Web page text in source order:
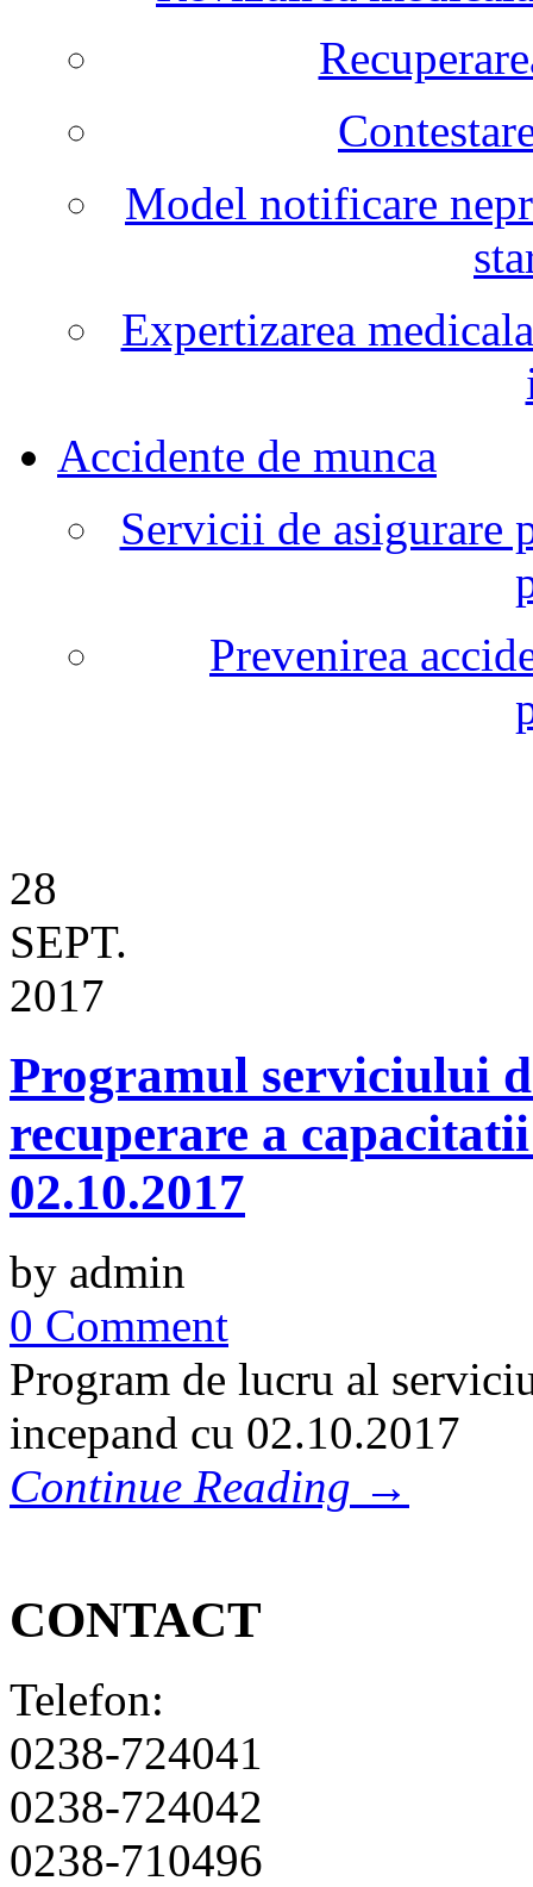
Model notificare
Expertizarea
Accidente de munca
Servicii de asigurare
Prevenirea
28
SEPT.
2017
Programul serviciului
recuperare a
02.10.2017
by admin
0 Comment
Program de lucru al
incepand cu 02.10.2017
Continue Reading →
CONTACT
Telefon:
0238-724041
0238-724042
0238-710496